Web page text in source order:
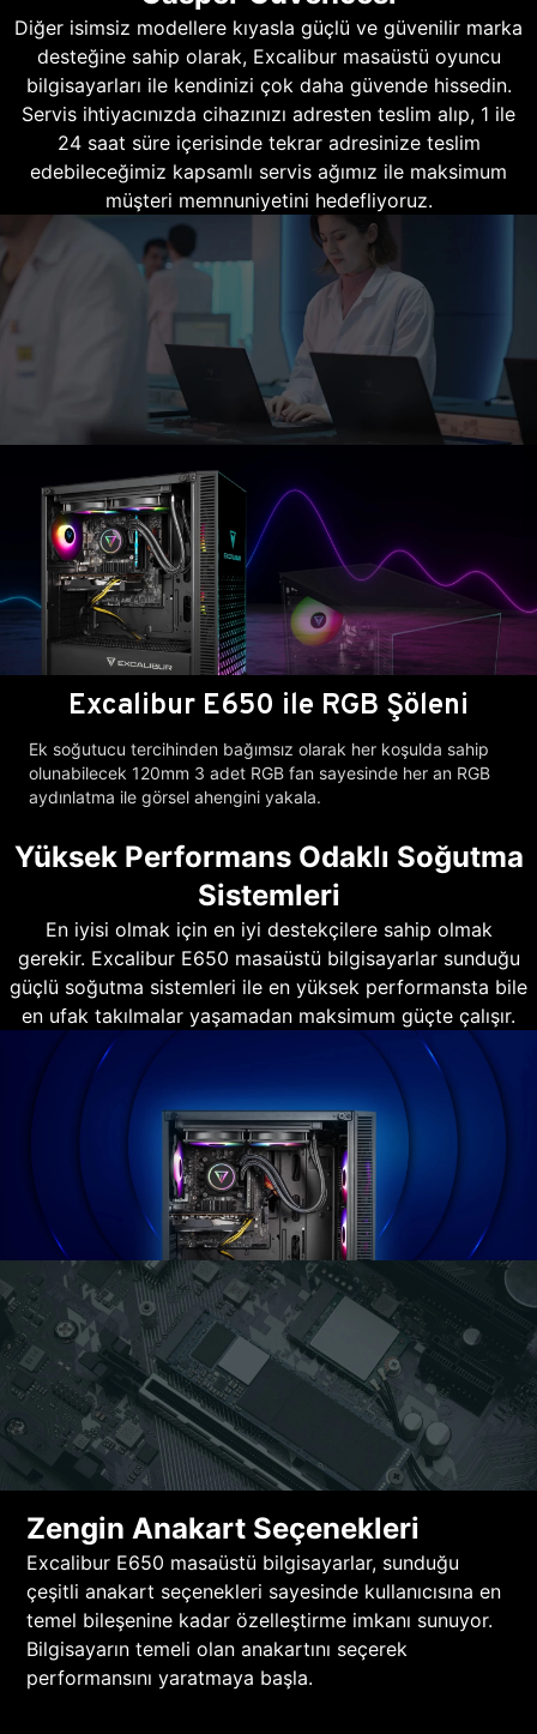
Diğer isimsiz modellere kıyasla güçlü ve güvenilir marka
desteğine sahip olarak, Excalibur masaüstü oyuncu
bilgisayarları ile kendinizi çok daha güvende hissedin.
Servis ihtiyacınızda cihazınızı adresten teslim alıp, 1 ile
24 saat süre içerisinde tekrar adresinize teslim
edebileceğimiz kapsamlı servis ağımız ile maksimum
müşteri memnuniyetini hedefliyoruz.
Excalibur E650 ile RGB Şöleni
Ek soğutucu tercihinden bağımsız olarak her koşulda sahip
olunabilecek 120mm 3 adet RGB fan sayesinde her an RGB
aydınlatma ile görsel ahengini yakala.
Yüksek Performans Odaklı Soğutma
Sistemleri
En iyisi olmak için en iyi destekçilere sahip olmak
gerekir. Excalibur E650 masaüstü bilgisayarlar sunduğu
güçlü soğutma sistemleri ile en yüksek performansta bile
en ufak takılmalar yaşamadan maksimum güçte çalışır.
Zengin Anakart Seçenekleri
Excalibur E650 masaüstü bilgisayarlar, sunduğu
çeşitli anakart seçenekleri sayesinde kullanıcısına en
temel bileşenine kadar özelleştirme imkanı sunuyor.
Bilgisayarın temeli olan anakartını seçerek
performansını yaratmaya başla.